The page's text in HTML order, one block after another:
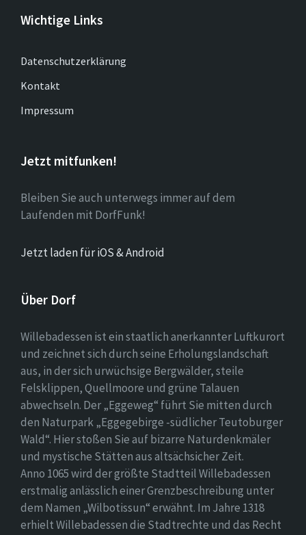
Wichtige Links
Datenschutzerklärung
Kontakt
Impressum
Jetzt mitfunken!
Bleiben Sie auch unterwegs immer auf dem
Laufenden mit DorfFunk!
Jetzt laden für iOS & Android
Über Dorf
Willebadessen ist ein staatlich anerkannter Luftkurort
und zeichnet sich durch seine Erholungslandschaft
aus, in der sich urwüchsige Bergwälder, steile
Felsklippen, Quellmoore und grüne Talauen
abwechseln. Der „Eggeweg“ führt Sie mitten durch
den Naturpark „Eggegebirge -südlicher Teutoburger
Wald“. Hier stoßen Sie auf bizarre Naturdenkmäler
und mystische Stätten aus altsächsicher Zeit.
Anno 1065 wird der größte Stadtteil Willebadessen
erstmalig anlässlich einer Grenzbeschreibung unter
dem Namen „Wilbotissun“ erwähnt. Im Jahre 1318
erhielt Willebadessen die Stadtrechte und das Recht